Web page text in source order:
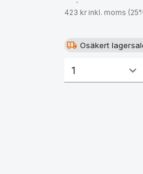
423 kr inkl. moms
Osäkert